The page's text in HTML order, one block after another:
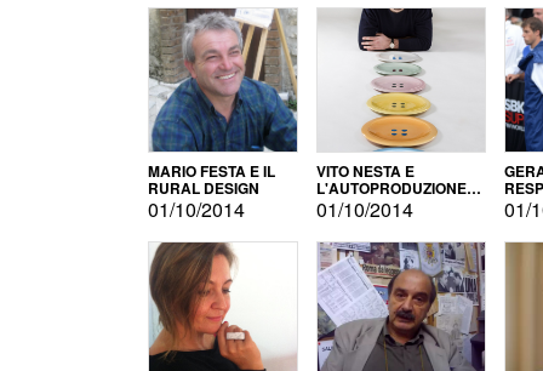
MARIO FESTA E IL
RURAL DESIGN
01/10/2014
VITO NESTA E
L'AUTOPRODUZIONE
COME RECUPERO DEI
SIMBOLI
01/10/2014 01/